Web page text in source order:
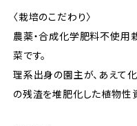
〈栽培のこだわり〉
農薬・合成化学肥料不使用
菜です。
理系出身の園主が、あえて
の残渣を堆肥化した植物性